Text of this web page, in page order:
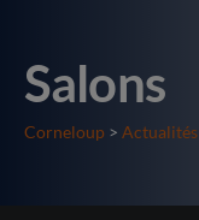
Salons
Corneloup > Actualités